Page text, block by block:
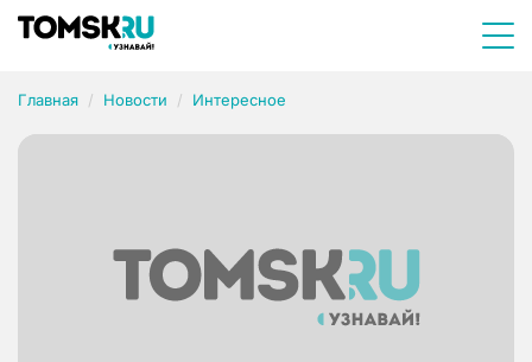
Главная Новости Интересное